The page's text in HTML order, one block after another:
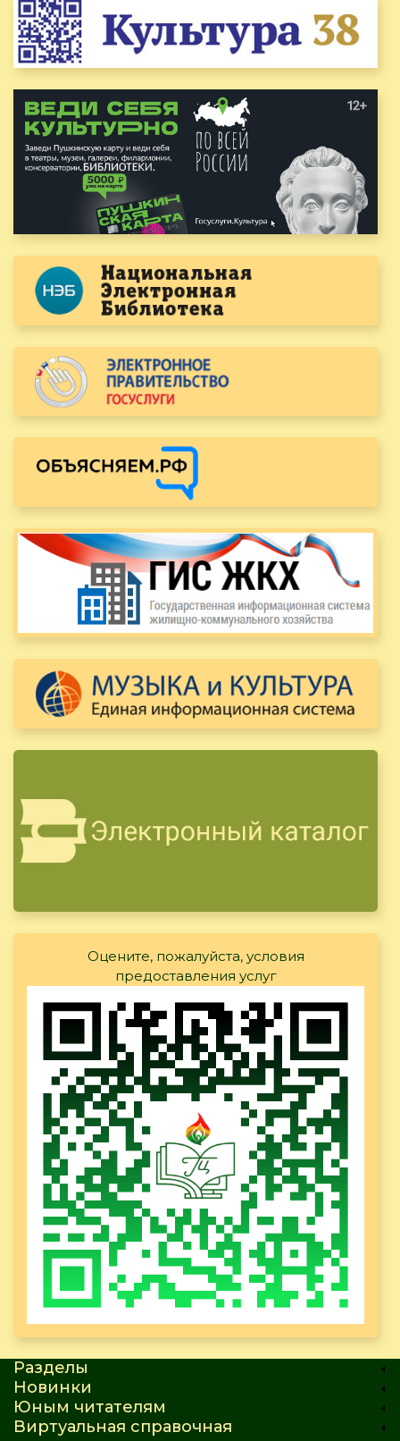
Оцените, пожалуйста, условия
предоставления услуг
Разделы
Новинки
Юным читателям
Виртуальная справочная